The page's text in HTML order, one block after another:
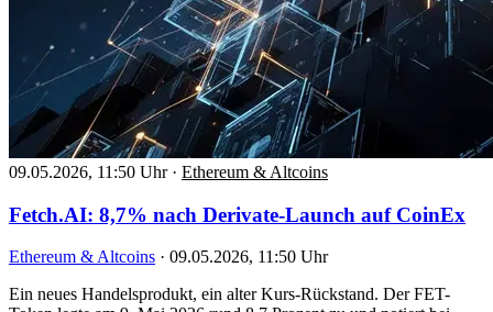
09.05.2026, 11:50 Uhr · Ethereum & Altcoins
Fetch.AI: 8,7% nach Derivate-Launch auf CoinEx
Ethereum & Altcoins · 09.05.2026, 11:50 Uhr
Ein neues Handelsprodukt, ein alter Kurs-Rückstand. Der FET-